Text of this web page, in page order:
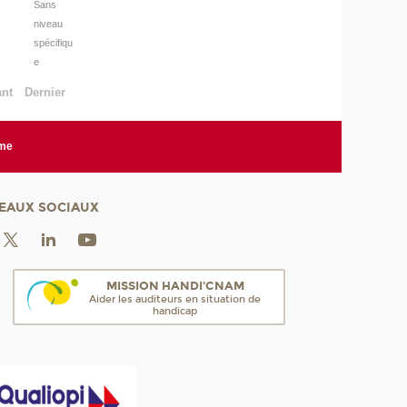
Sans
niveau
spécifiqu
e
Dernier
SOCIAUX
MISSION HANDI'CNAM
Aider les auditeurs en situation de
handicap